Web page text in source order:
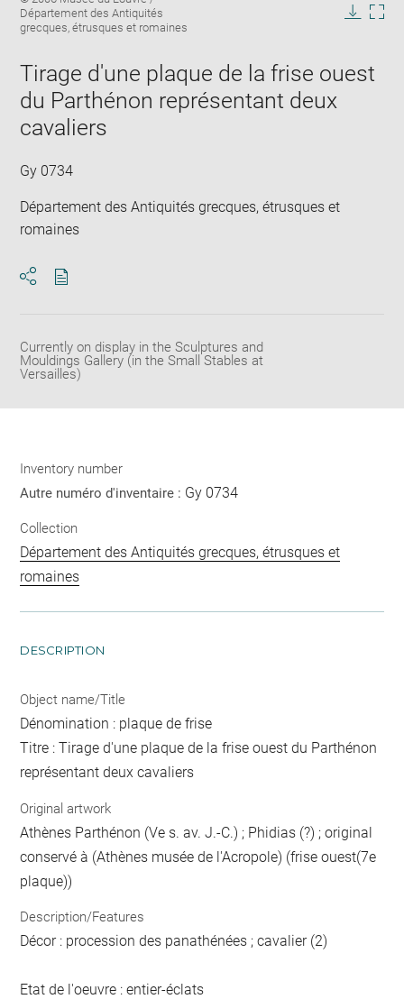
caption:
Département des Antiquités
grecques, étrusques et romaines
Tirage d'une plaque de la frise ouest
du Parthénon représentant deux
cavaliers
Gy 0734
Département des Antiquités grecques, étrusques et
romaines
Currently on display in the Sculptures and
Mouldings Gallery (in the Small Stables at
Versailles)
Inventory number
Autre numéro d'inventaire : Gy 0734
Collection
Département des Antiquités grecques, étrusques et
romaines
DESCRIPTION
Object name/Title
Dénomination : plaque de frise
Titre : Tirage d'une plaque de la frise ouest du Parthénon
représentant deux cavaliers
Original artwork
Athènes Parthénon (Ve s. av. J.-C.) ; Phidias (?) ; original
conservé à (Athènes musée de l'Acropole) (frise ouest(7e
plaque))
Description/Features
Décor : procession des panathénées ; cavalier (2)
Etat de l'oeuvre : entier-éclats